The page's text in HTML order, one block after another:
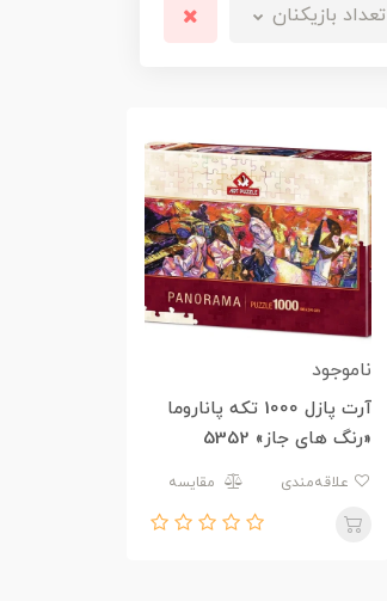
تعداد بازیکنان
ناموجود
آرت پازل 1000 تکه پاناروما
«رنگ های جاز» 5352
مقایسه